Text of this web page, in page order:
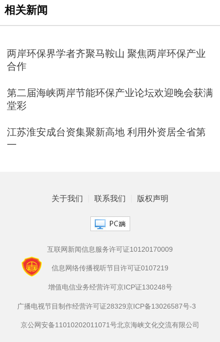
相关新闻
两岸环保界学者齐聚马鞍山 聚焦两岸环保产业
合作
第二届海峡两岸节能环保产业论坛欢迎晚会获满
堂彩
江苏淮安成台资集聚新高地 利用外资居全省第
一
关于我们 联系我们 版权声明
互联网新闻信息服务许可证10120170009
信息网络传播视听节目许可证0107219
增值电信业务经营许可京ICP证130248号
广播电视节目制作经营许可证28329京ICP备13026587号-3
京公网安备11010202011071号北京海峡文化交流有限公司